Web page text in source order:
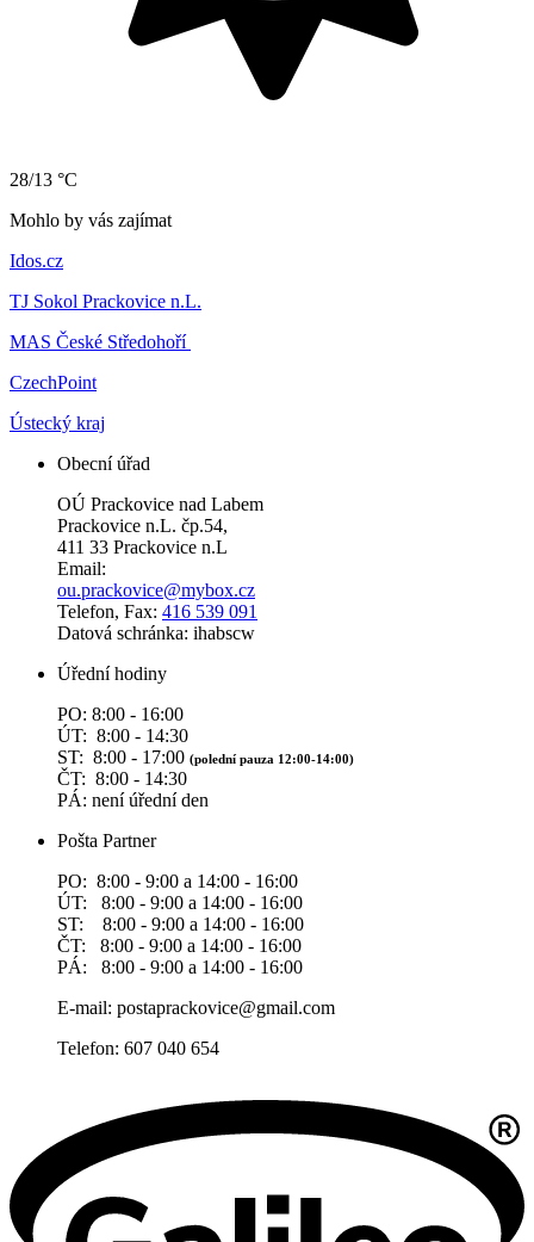
28/13 °C
Mohlo by vás zajímat
Idos.cz
TJ Sokol Prackovice n.L.
MAS České Středohoří
CzechPoint
Ústecký kraj
Obecní úřad
OÚ Prackovice nad Labem
Prackovice n.L. čp.54,
411 33 Prackovice n.L
Email:
ou.prackovice@mybox.cz
Telefon, Fax: 416 539 091
Datová schránka: ihabscw
Úřední hodiny
PO: 8:00 - 16:00
ÚT: 8:00 - 14:30
ST: 8:00 - 17:00 (polední pauza 12:00-14:00)
ČT: 8:00 - 14:30
PÁ: není úřední den
Pošta Partner
PO: 8:00 - 9:00 a 14:00 - 16:00
ÚT: 8:00 - 9:00 a 14:00 - 16:00
ST: 8:00 - 9:00 a 14:00 - 16:00
ČT: 8:00 - 9:00 a 14:00 - 16:00
PÁ: 8:00 - 9:00 a 14:00 - 16:00
E-mail: postaprackovice@gmail.com
Telefon: 607 040 654